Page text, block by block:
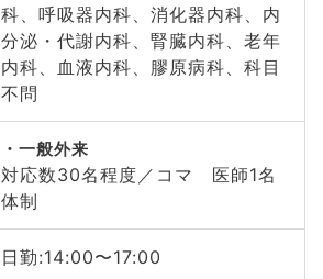
科、呼吸器内科、消化器内科、内
分泌・代謝内科、腎臓内科、老年
内科、血液内科、膠原病科、科目
不問
一般外来
対応数30名程度／コマ 医師1名
体制
日勤:14:00〜17:00